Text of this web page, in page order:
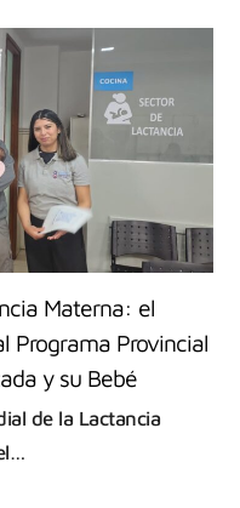
Materna: el
Programa Provincial
y su Bebé
de la Lactancia